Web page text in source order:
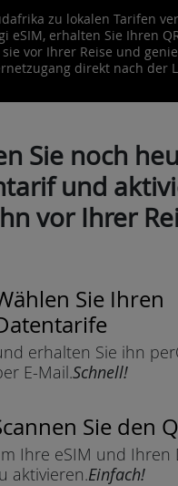
zu lokalen Tarifen
eSIM, erhalten Sie Ihren
vor Ihrer Reise und
direkt nach der
Sie noch
und
vor Ihrer
Sie Ihren
erhalten Sie ihn per
E-Mail.Schnell!
Sie den
Ihre eSIM und Ihren
aktivieren.Einfach!